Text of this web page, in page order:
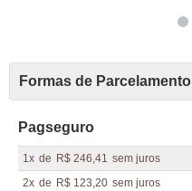
Formas de Parcelamento
Pagseguro
1x de R$ 246,41 sem juros
2x de R$ 123,20 sem juros